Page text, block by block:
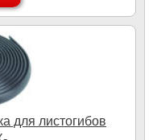
для листогибов